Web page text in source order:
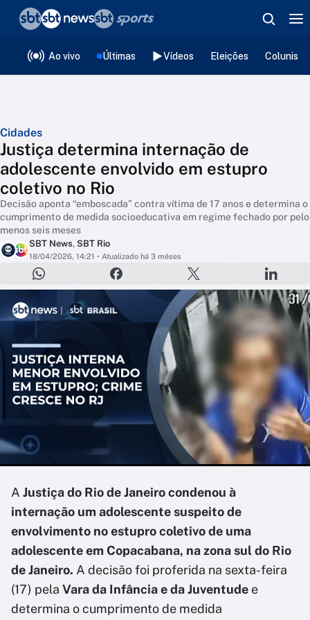
Ao vivo Últimas Vídeos Eleições
Cidades
Justiça determina internação de
adolescente envolvido em estupro
coletivo no Rio
Decisão aponta “emboscada” contra vítima de 17 anos e determina o
cumprimento de medida socioeducativa em regime fechado por pelo
menos seis meses
SBT News, SBT Rio
18/04/2026, 14:21 • Atualizado há 3 mêses
A Justiça do Rio de Janeiro condenou à
internação um adolescente suspeito de
envolvimento no estupro coletivo de uma
adolescente em Copacabana, na zona sul do Rio
de Janeiro. A decisão foi proferida na sexta-feira
(17) pela Vara da Infância e da Juventude e
determina o cumprimento de medida
❮voltar
Editorias